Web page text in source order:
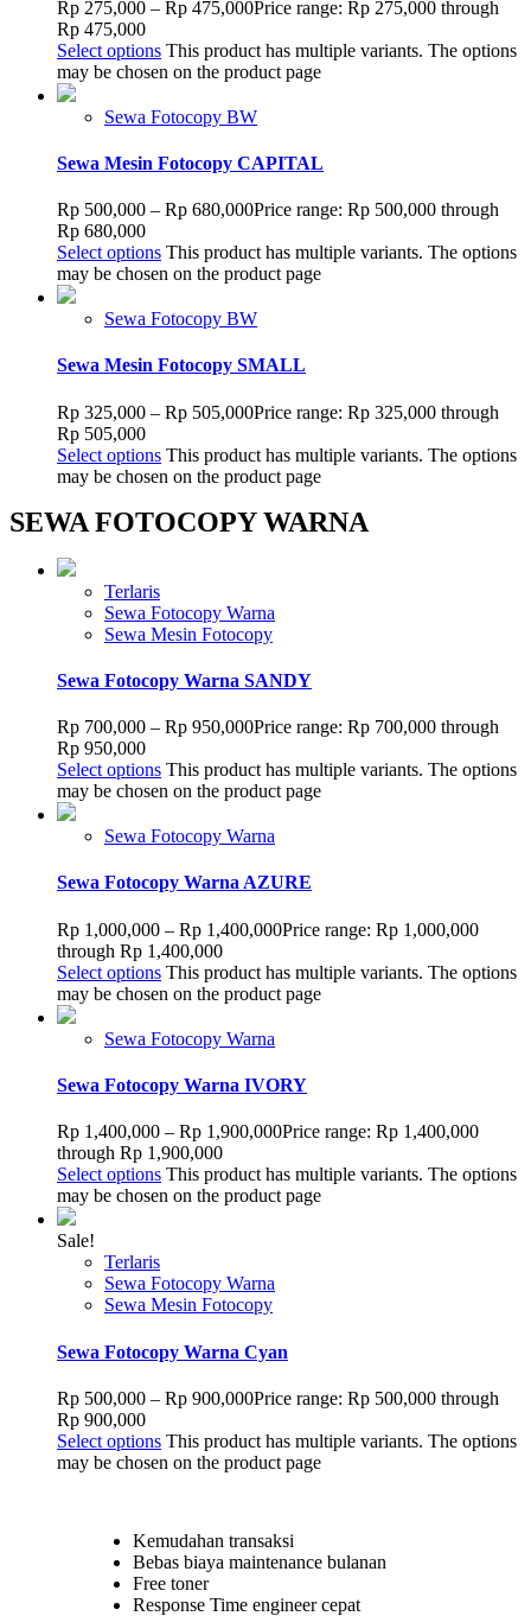
Rp 275,000 – Rp 475,000Price range: Rp 275,000 through
Rp 475,000
Select options This product has multiple variants. The options
may be chosen on the product page
Sewa Fotocopy BW
Sewa Mesin Fotocopy CAPITAL
Rp 500,000 – Rp 680,000Price range: Rp 500,000 through
Rp 680,000
Select options This product has multiple variants. The options
may be chosen on the product page
Sewa Fotocopy BW
Sewa Mesin Fotocopy SMALL
Rp 325,000 – Rp 505,000Price range: Rp 325,000 through
Rp 505,000
Select options This product has multiple variants. The options
may be chosen on the product page
SEWA FOTOCOPY WARNA
Terlaris
Sewa Fotocopy Warna
Sewa Mesin Fotocopy
Sewa Fotocopy Warna SANDY
Rp 700,000 – Rp 950,000Price range: Rp 700,000 through
Rp 950,000
Select options This product has multiple variants. The options
may be chosen on the product page
Sewa Fotocopy Warna
Sewa Fotocopy Warna AZURE
Rp 1,000,000 – Rp 1,400,000Price range: Rp 1,000,000
through Rp 1,400,000
Select options This product has multiple variants. The options
may be chosen on the product page
Sewa Fotocopy Warna
Sewa Fotocopy Warna IVORY
Rp 1,400,000 – Rp 1,900,000Price range: Rp 1,400,000
through Rp 1,900,000
Select options This product has multiple variants. The options
may be chosen on the product page
Sale!
Terlaris
Sewa Fotocopy Warna
Sewa Mesin Fotocopy
Sewa Fotocopy Warna Cyan
Rp 500,000 – Rp 900,000Price range: Rp 500,000 through
Rp 900,000
Select options This product has multiple variants. The options
may be chosen on the product page
Kemudahan transaksi
Bebas biaya maintenance bulanan
Free toner
Response Time engineer cepat